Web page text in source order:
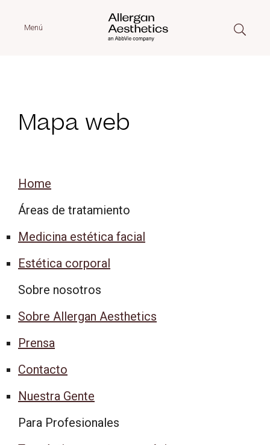
Menú
Mapa web
Home
Áreas de tratamiento
Medicina estética facial
Estética corporal
Sobre nosotros
Sobre Allergan Aesthetics
Prensa
Contacto
Nuestra Gente
Para Profesionales